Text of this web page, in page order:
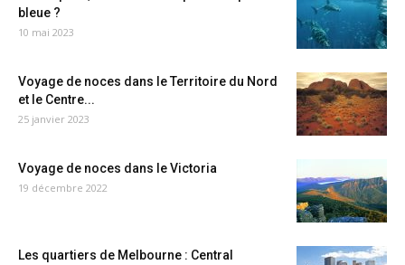
bleue ?
10 mai 2023
Voyage de noces dans le Territoire du Nord
et le Centre...
25 janvier 2023
Voyage de noces dans le Victoria
19 décembre 2022
Les quartiers de Melbourne : Central